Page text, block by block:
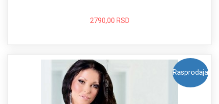
2790,00 RSD
Rasprodaja